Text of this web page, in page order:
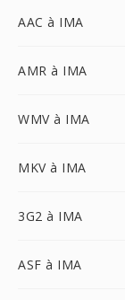
AAC à IMA
AMR à IMA
WMV à IMA
MKV à IMA
3G2 à IMA
ASF à IMA